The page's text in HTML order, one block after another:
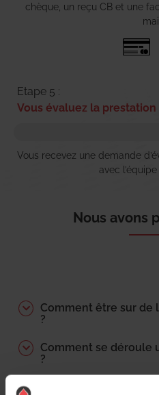
chèque, un reçu CB et une
Etape 5 :
Vous évaluez la prestation
Vous recevez une demande
avec l’équipe
Nous avons
Comment être sur de
?
Comment se déroule
?